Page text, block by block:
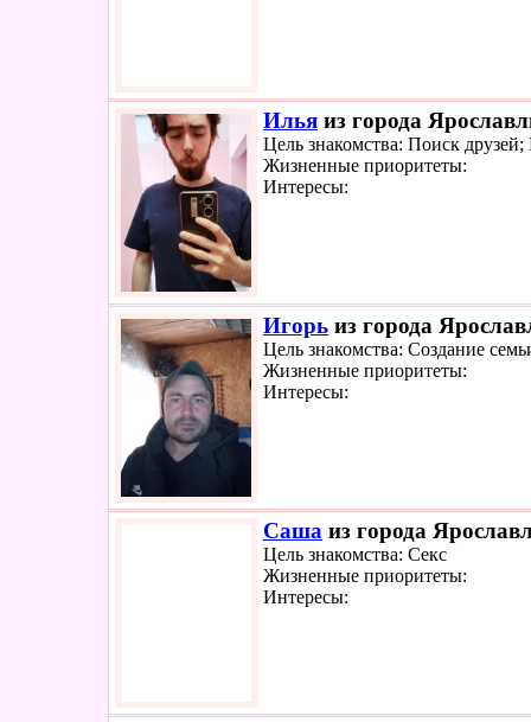
Илья из города
Цель знакомства: Поиск
Жизненные приоритеты:
Интересы:
Игорь из города
Цель знакомства: Создание
Жизненные приоритеты:
Интересы:
Саша из города
Цель знакомства: Секс
Жизненные приоритеты:
Интересы: